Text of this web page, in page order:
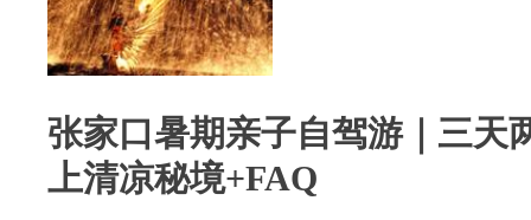
张家口暑期亲子自驾游｜三天
上清凉秘境+FAQ